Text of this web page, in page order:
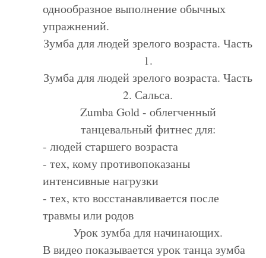
однообразное выполнение обычных
упражнений.
Зумба для людей зрелого возраста. Часть
1.
Зумба для людей зрелого возраста. Часть
2. Сальса.
Zumba Gold - облегченный
танцевальный фитнес для:
- людей старшего возраста
- тех, кому противопоказаны
интенсивные нагрузки
- тех, кто восстанавливается после
травмы или родов
Урок зумба для начинающих.
Ввидеопоказывается урок танца зумба